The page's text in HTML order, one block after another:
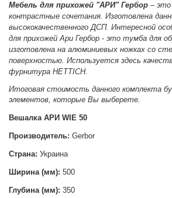
Мебель для прихожей "АРИ" Гербор –
контрастные сочетания. Изготовлена
высококачественного ДСП. Интересной
для прихожей Ари Гербор - это тумба для
изготовлена на алюминиевых ножках со
поверхностью. Используется здесь
фурнитура HETTICH.
Итоговая стоимость данного комплекта
элементов, которые Вы выберете.
Вешалка АРИ WIE 50
Производитель: Gerbor
Страна: Украина
Ширина (мм): 500
Глубина (мм): 350